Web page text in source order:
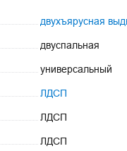
двухъярусная
двуспальная
универсальный
ЛДСП
ЛДСП
ЛДСП